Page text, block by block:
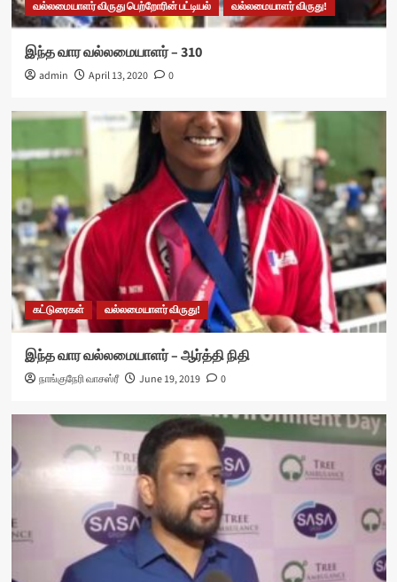
வல்லமையாளர் விருது பெற்றோரின் பட்டியல் வல்லமையாளர் விருது!
இந்த வார வல்லமையாளர் – 310
admin April 13, 2020 0
கட்டுரைகள் வல்லமையாளர் விருது!
இந்த வார வல்லமையாளர் – ஆர்த்தி நிதி
நாங்குநேரி வாசஸ்ரீ June 19, 2019 0